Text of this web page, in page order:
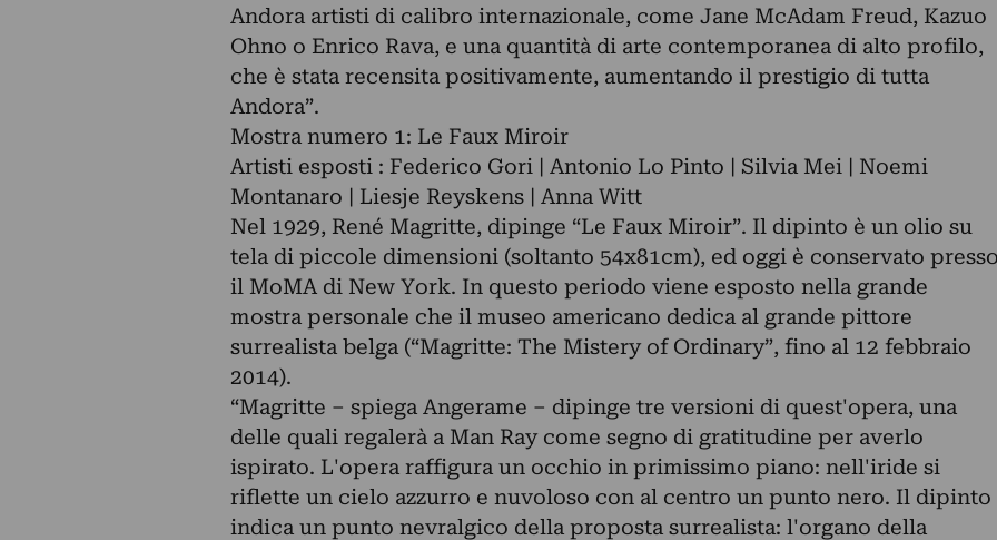
Andora artisti di calibro internazionale, come Jane McAdam Freud, Kazuo
Ohno o Enrico Rava, e una quantità di arte contemporanea di alto profilo,
che è stata recensita positivamente, aumentando il prestigio di tutta
Andora”.
Mostra numero 1: Le Faux Miroir
Artisti esposti : Federico Gori | Antonio Lo Pinto | Silvia Mei | Noemi
Montanaro | Liesje Reyskens | Anna Witt
Nel 1929, René Magritte, dipinge “Le Faux Miroir”. Il dipinto è un olio su
tela di piccole dimensioni (soltanto 54x81cm), ed oggi è conservato
il MoMA di New York. In questo periodo viene esposto nella grande
mostra personale che il museo americano dedica al grande pittore
surrealista belga (“Magritte: The Mistery of Ordinary”, fino al 12 febbraio
2014).
“Magritte – spiega Angerame – dipinge tre versioni di quest'opera, una
delle quali regalerà a Man Ray come segno di gratitudine per averlo
ispirato. L'opera raffigura un occhio in primissimo piano: nell'iride si
riflette un cielo azzurro e nuvoloso con al centro un punto nero. Il dipinto
indica un punto nevralgico della proposta surrealista: l'organo della